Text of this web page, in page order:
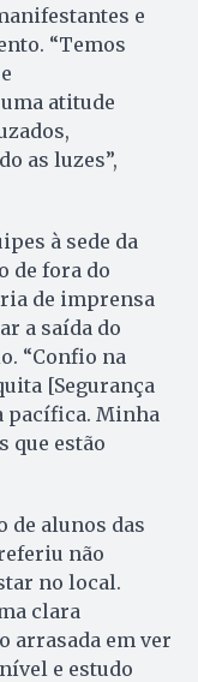
e
“Temos
atitude
as luzes”,
à sede da
de fora do
de imprensa
a saída do
“Confio na
[Segurança
pacífica. Minha
que estão
de alunos das
não
no local.
clara
arrasada em ver
e estudo